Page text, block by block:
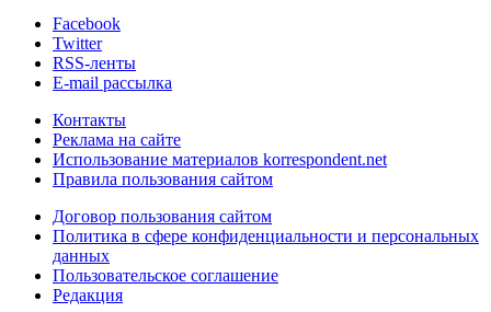
Facebook
Twitter
RSS-ленты
E-mail рассылка
Контакты
Реклама на сайте
Использование материалов korrespondent.net
Правила пользования сайтом
Договор пользования сайтом
Политика в сфере конфиденциальности и персональных
данных
Пользовательское соглашение
Редакция